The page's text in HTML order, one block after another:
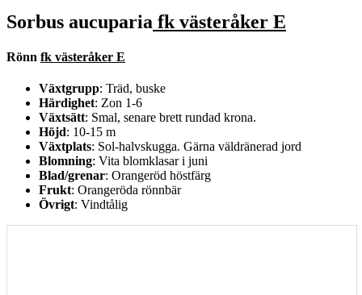
Sorbus aucuparia fk västeråker E
Rönn fk västeråker E
Växtgrupp: Träd, buske
Härdighet: Zon 1-6
Växtsätt: Smal, senare brett rundad krona.
Höjd: 10-15 m
Växtplats: Sol-halvskugga. Gärna väldränerad jord
Blomning: Vita blomklasar i juni
Blad/grenar: Orangeröd höstfärg
Frukt: Orangeröda rönnbär
Övrigt: Vindtålig